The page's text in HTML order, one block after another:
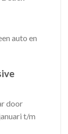
auto en
door
t/m